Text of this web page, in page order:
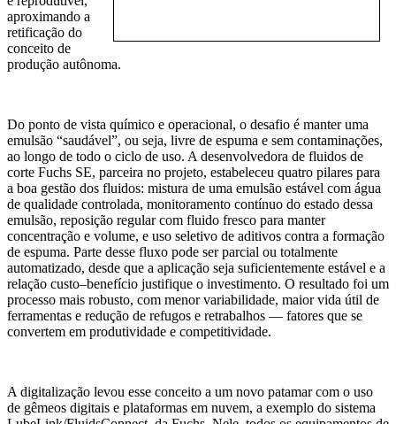
aproximando a
retificação do
conceito de
produção autônoma.
Do ponto de vista químico e operacional, o desafio é manter uma
emulsão “saudável”, ou seja, livre de espuma e sem contaminações,
ao longo de todo o ciclo de uso. A desenvolvedora de fluidos de
corte Fuchs SE, parceira no projeto, estabeleceu quatro pilares para
a boa gestão dos fluidos: mistura de uma emulsão estável com água
de qualidade controlada, monitoramento contínuo do estado dessa
emulsão, reposição regular com fluido fresco para manter
concentração e volume, e uso seletivo de aditivos contra a formação
de espuma. Parte desse fluxo pode ser parcial ou totalmente
automatizado, desde que a aplicação seja suficientemente estável e a
relação custo–benefício justifique o investimento. O resultado foi um
processo mais robusto, com menor variabilidade, maior vida útil de
ferramentas e redução de refugos e retrabalhos — fatores que se
convertem em produtividade e competitividade.
A digitalização levou esse conceito a um novo patamar com o uso
de gêmeos digitais e plataformas em nuvem, a exemplo do sistema